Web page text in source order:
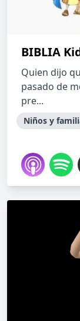
BIBLIA
Quien dijo
pasado de
pre...
Niños y